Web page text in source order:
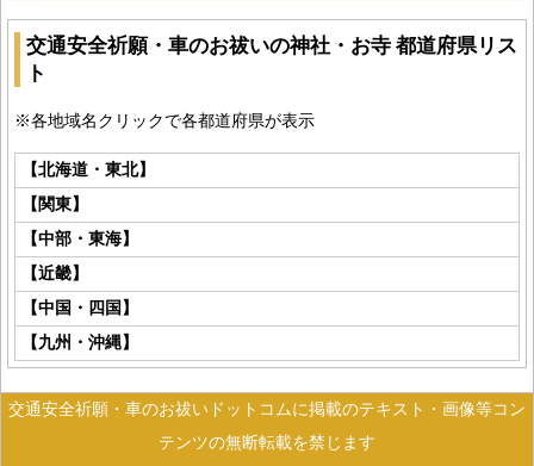
交通安全祈願・車のお祓いの神社・お寺 都道府県リス
ト
※各地域名クリックで各都道府県が表示
【北海道・東北】
【関東】
【中部・東海】
【近畿】
【中国・四国】
【九州・沖縄】
交通安全祈願・車のお祓いドットコムに掲載のテキスト・画像等コン
テンツの無断転載を禁じます